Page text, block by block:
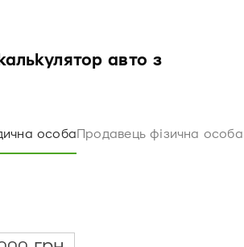
авто з
особаПродавець фізична особа